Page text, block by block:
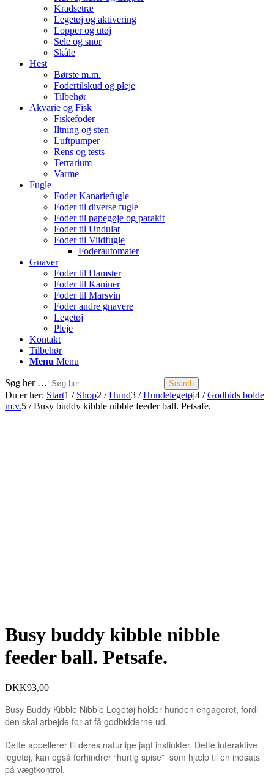
Kradsetræ
Legetøj og aktivering
Lopper og utøj
Sele og snor
Skåle
Hest
Børste m.m.
Fodertilskud og pleje
Tilbehør
Akvarie og Fisk
Fiskefoder
Iltning og sten
Luftpumper
Rens og tests
Terrarium
Varme
Fugle
Foder Kanariefugle
Foder til diverse fugle
Foder til papegøje og parakit
Foder til Undulat
Foder til Vildfugle
Foderautomater
Gnaver
Foder til Hamster
Foder til Kaniner
Foder til Marsvin
Foder andre gnavere
Legetøj
Pleje
Kontakt
Tilbehør
Menu Menu
Søg her … Search
Du er her: Start1 / Shop2 / Hund3 / Hundelegetøj4 / Godbids bolde
m.v.5 / Busy buddy kibble nibble feeder ball. Petsafe.
Busy buddy kibble nibble
feeder ball. Petsafe.
DKK93,00
Busy Buddy Kibble Nibble Legetøj holder hunden engageret, fordi
den skal arbejde for at få godbidderne ud.
Dette appellerer til deres naturlige jagt instinkter. Dette interaktive
legetøj, kan også forhindrer “hurtig spise” som hjælp til en indsats
på vægtkontrol.